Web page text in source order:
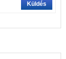
Küldés